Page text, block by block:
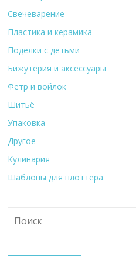
Свечеварение
Пластика и керамика
Поделки с детьми
Бижутерия и аксессуары
Фетр и войлок
Шитьё
Упаковка
Другое
Кулинария
Шаблоны для плоттера